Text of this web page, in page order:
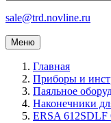
sale@trd.novline.ru
Меню
Главная
Приборы и
Паяльное
Наконечники
ERSA 612SDLF